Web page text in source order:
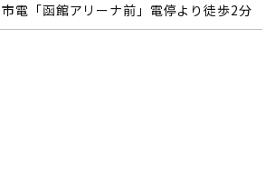
市電「函館アリーナ前」電停より徒歩2分